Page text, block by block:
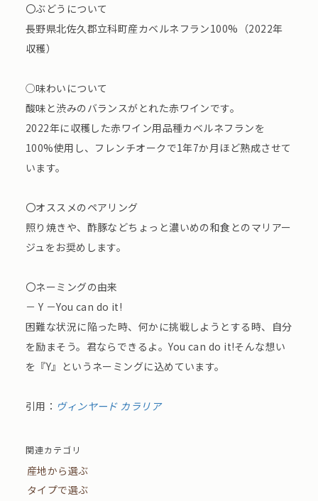
〇ぶどうについて
長野県北佐久郡立科町産カベルネフラン100%（2022年
収穫）
○味わいについて
酸味と渋みのバランスがとれた赤ワインです。
2022年に収穫した赤ワイン用品種カベルネフランを
100%使用し、フレンチオークで1年7か月ほど熟成させて
います。
〇オススメのペアリング
照り焼きや、酢豚などちょっと濃いめの和食とのマリアー
ジュをお奨めします。
〇ネーミングの由来
－ Y －You can do it!
困難な状況に陥った時、何かに挑戦しようとする時、自分
を励まそう。君ならできるよ。You can do it!そんな想い
を『Y』というネーミングに込めています。
引用： ヴィンヤード カラリア
関連カテゴリ
産地から選ぶ
タイプで選ぶ